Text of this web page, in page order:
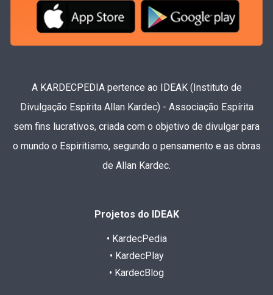
A KARDECPEDIA pertence ao IDEAK (Instituto de
Divulgação Espírita Allan Kardec) - Associação Espírita
sem fins lucrativos, criada com o objetivo de divulgar para
o mundo o Espiritismo, segundo o pensamento e as obras
de Allan Kardec.
Projetos do IDEAK
• KardecPedia
• KardecPlay
• KardecBlog